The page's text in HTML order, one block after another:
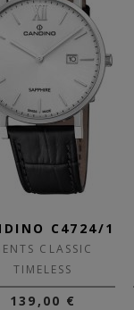
C4724/1
CLASSIC
TIMELESS
139,00 €